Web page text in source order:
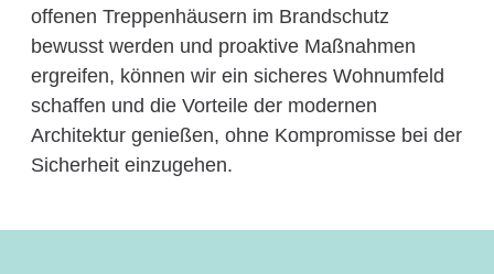
offenen Treppenhäusern im Brandschutz
bewusst werden und proaktive Maßnahmen
ergreifen, können wir ein sicheres Wohnumfeld
schaffen und die Vorteile der modernen
Architektur genießen, ohne Kompromisse bei der
Sicherheit einzugehen.